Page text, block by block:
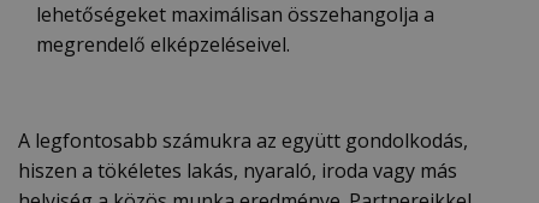
lehetőségeket maximálisan összehangolja a
megrendelő elképzeléseivel.
A legfontosabb számukra az együtt gondolkodás,
hiszen a tökéletes lakás, nyaraló, iroda vagy más